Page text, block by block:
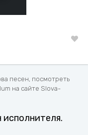
песен, посмотреть
на сайте Slova-
исполнителя.